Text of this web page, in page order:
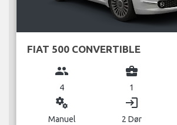
FIAT 500 CONVERTIBLE
group
4
business_center
1
miscellaneous_services
Manuel
login
2 Dør